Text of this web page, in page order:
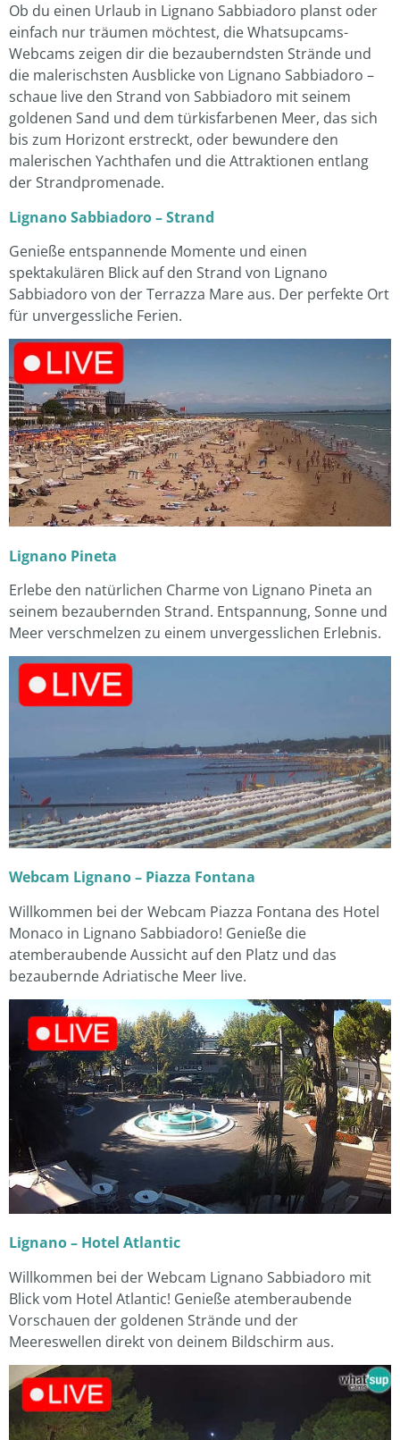
Ob du einen Urlaub in Lignano Sabbiadoro planst oder
einfach nur träumen möchtest, die Whatsupcams-
Webcams zeigen dir die bezauberndsten Strände und
die malerischsten Ausblicke von Lignano Sabbiadoro –
schaue live den Strand von Sabbiadoro mit seinem
goldenen Sand und dem türkisfarbenen Meer, das sich
bis zum Horizont erstreckt, oder bewundere den
malerischen Yachthafen und die Attraktionen entlang
der Strandpromenade.
Lignano Sabbiadoro – Strand
Genieße entspannende Momente und einen
spektakulären Blick auf den Strand von Lignano
Sabbiadoro von der Terrazza Mare aus. Der perfekte Ort
für unvergessliche Ferien.
Lignano Pineta
Erlebe den natürlichen Charme von Lignano Pineta an
seinem bezaubernden Strand. Entspannung, Sonne und
Meer verschmelzen zu einem unvergesslichen Erlebnis.
Webcam Lignano – Piazza Fontana
Willkommen bei der Webcam Piazza Fontana des Hotel
Monaco in Lignano Sabbiadoro! Genieße die
atemberaubende Aussicht auf den Platz und das
bezaubernde Adriatische Meer live.
Lignano – Hotel Atlantic
Willkommen bei der Webcam Lignano Sabbiadoro mit
Blick vom Hotel Atlantic! Genieße atemberaubende
Vorschauen der goldenen Strände und der
Meereswellen direkt von deinem Bildschirm aus.